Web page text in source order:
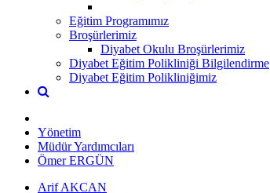
Eğitim Programımız
Broşürlerimiz
Diyabet Okulu Broşürlerimiz
Diyabet Eğitim Polikliniği Bilgilendirme
Diyabet Eğitim Polikliniğimiz
Yönetim
Müdür Yardımcıları
Ömer ERGÜN
Arif AKCAN